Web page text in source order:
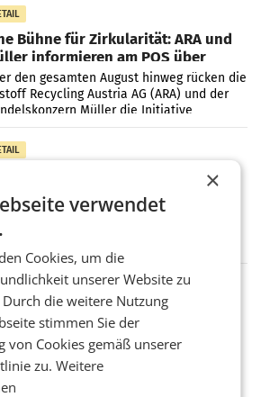
Bühne für Zirkularität: ARA und
informieren am POS über
den gesamten August hinweg rücken die
Recycling Austria AG (ARA) und der
Müller die Initiative
Helden“ in allen österreichischen
Filialen
modernisiert zwei Filialen in
und Niederösterreich
NEUDORF. – Im Rahmen einer
Modernisierungsoffensive
Penny zwei Filialen in Nieder- und
Die beiden Standorte liegen
sowie im rund
bereit für den Wechsel: Jürgen
setzt ab 1.1.2027 auf Adeg
NEUDORF. – Die geplante
zwischen Adeg und dem
Kaufmann Jürgen Albrecht ist
freigegeben: Die
×
verwendet
Cookies, um die
unserer Website zu
die weitere Nutzung
stimmen Sie der
von Cookies gemäß unserer
zu.Weitere